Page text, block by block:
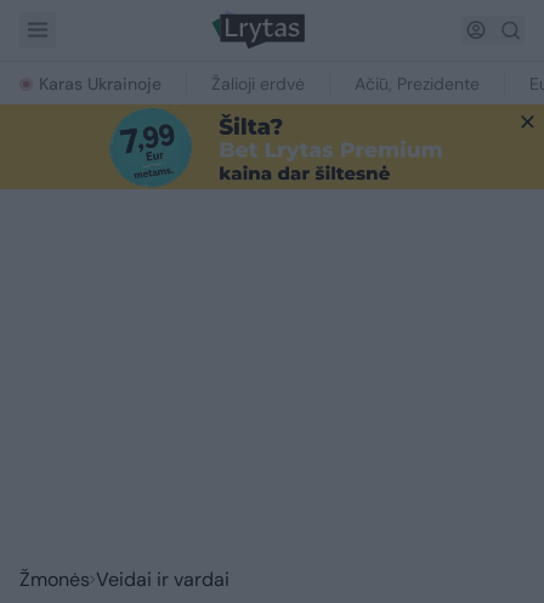
Karas Ukrainoje Žalioji erdvė Ačiū, Prezidente
Žmonės Veidai ir vardai